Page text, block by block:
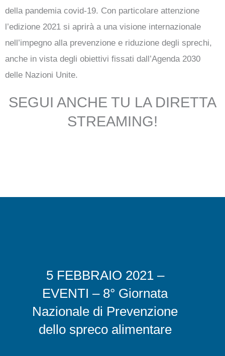
della pandemia covid-19. Con particolare attenzione
l’edizione 2021 si aprirà a una visione internazionale
nell’impegno alla prevenzione e riduzione degli sprechi,
anche in vista degli obiettivi fissati dall’Agenda 2030
delle Nazioni Unite.
SEGUI ANCHE TU LA DIRETTA
STREAMING!
5 FEBBRAIO 2021 –
EVENTI – 8° Giornata
Nazionale di Prevenzione
dello spreco alimentare